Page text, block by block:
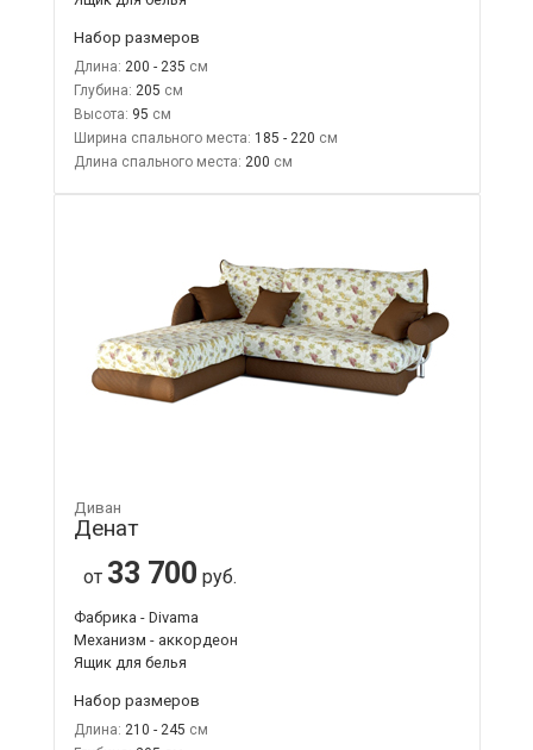
Набор размеров
Длина: 200 - 235
Глубина: 205
Высота: 95
Ширина спального места: 185 - 220
Длина спального места: 200
Диван
Денат
от 33 700 руб.
Фабрика - Divama
Механизм - аккордеон
Ящик для белья
Набор размеров
Длина: 210 - 245